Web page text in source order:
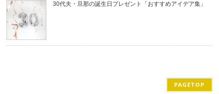
30代夫・旦那の誕生日プレゼント「おすすめアイデア集」
PAGETOP